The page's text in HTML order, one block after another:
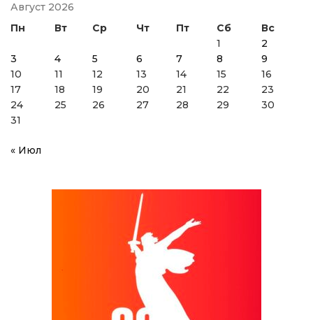
Август 2026
Пн
Вт Ср Чт Пт Сб
Вс
1
2
3
4 5 6 7 8
9
10
11 12 13 14 15
16
17
18 19 20 21 22
23
24
25 26 27 28 29
30
31
« Июл